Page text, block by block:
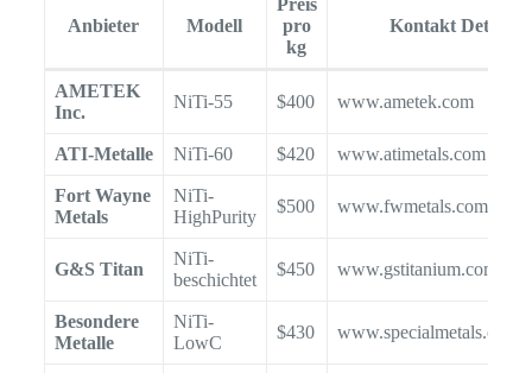
Anbieter Modell
Preis
pro
kg
Kontakt Details
AMETEK
Inc.
NiTi-55 $400 www.ametek.com
ATI-Metalle NiTi-60 $420 www.atimetals.com
Fort Wayne
Metals
NiTi-
HighPurity
$500 www.fwmetals.com
G&S Titan
NiTi-
beschichtet
$450 www.gstitanium.com
Besondere
Metalle
NiTi-
LowC
$430 www.specialmetals.com